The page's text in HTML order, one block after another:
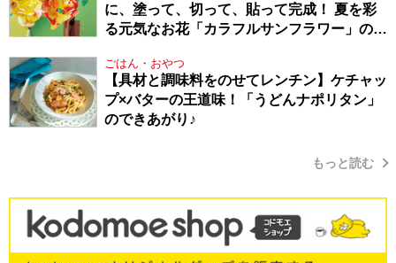
に、塗って、切って、貼って完成！ 夏を彩
る元気なお花「カラフルサンフラワー」の作
ごはん・おやつ
【具材と調味料をのせてレンチン】ケチャッ
プ×バターの王道味！「うどんナポリタン」
のできあがり♪
もっと読む